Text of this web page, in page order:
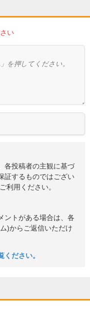
い
各投稿者の主観に基づ
証するものではござい
利用ください。
ントがある場合は、各
)からご返信いただけ
ださい。